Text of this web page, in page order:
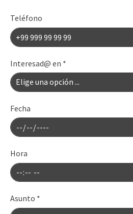
Teléfono
Interesad@ en *
Fecha
Hora
Asunto *